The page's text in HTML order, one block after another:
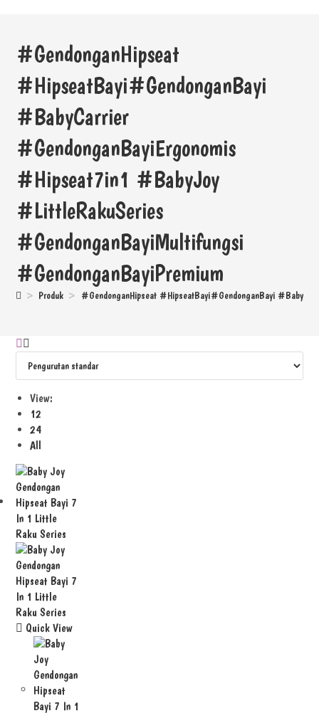
#GendonganHipseat
#HipseatBayi#GendonganBayi
#BabyCarrier
#GendonganBayiErgonomis
#Hipseat7in1 #BabyJoy
#LittleRakuSeries
#GendonganBayiMultifungsi
#GendonganBayiPremium
> Produk > #GendonganHipseat #HipseatBayi#GendonganBayi
View:
12
24
All
Quick View